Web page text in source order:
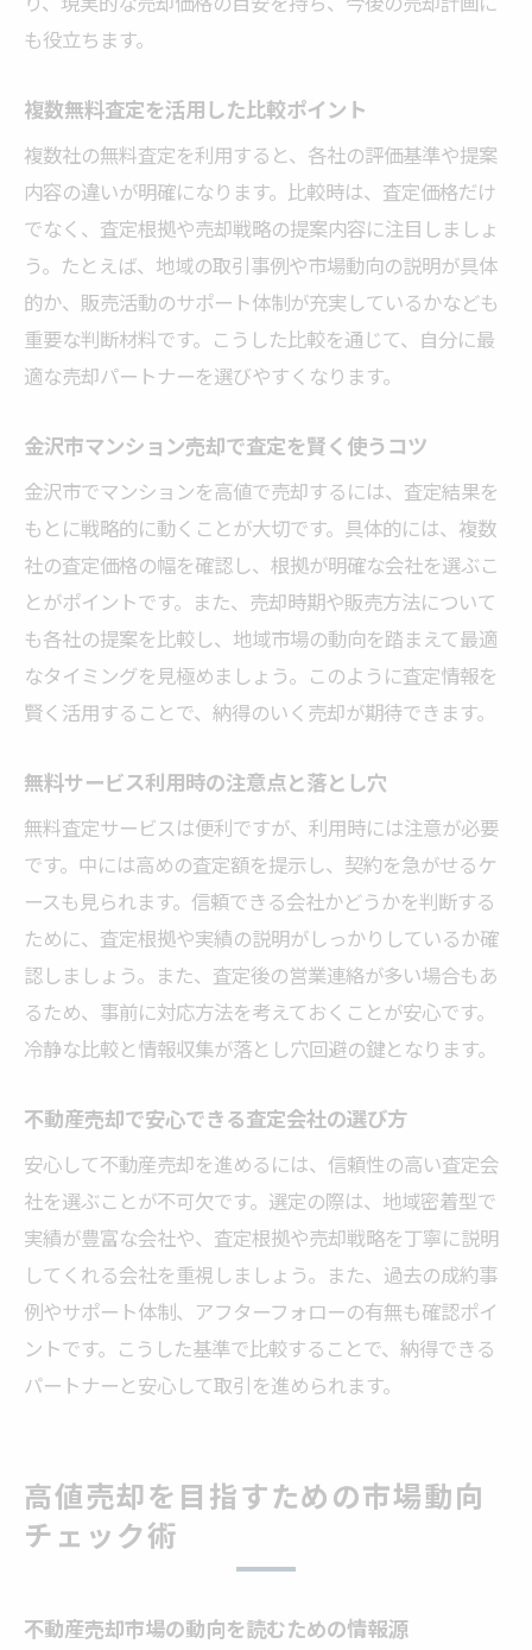
も役立ちます。
複数無料査定を活用した比較ポイント
複数社の無料査定を利用すると、各社の評価基準や提案
内容の違いが明確になります。比較時は、査定価格だけ
でなく、査定根拠や売却戦略の提案内容に注目しましょ
う。たとえば、地域の取引事例や市場動向の説明が具体
的か、販売活動のサポート体制が充実しているかなども
重要な判断材料です。こうした比較を通じて、自分に最
適な売却パートナーを選びやすくなります。
金沢市マンション売却で査定を賢く使うコツ
金沢市でマンションを高値で売却するには、査定結果を
もとに戦略的に動くことが大切です。具体的には、複数
社の査定価格の幅を確認し、根拠が明確な会社を選ぶこ
とがポイントです。また、売却時期や販売方法について
も各社の提案を比較し、地域市場の動向を踏まえて最適
なタイミングを見極めましょう。このように査定情報を
賢く活用することで、納得のいく売却が期待できます。
無料サービス利用時の注意点と落とし穴
無料査定サービスは便利ですが、利用時には注意が必要
です。中には高めの査定額を提示し、契約を急がせるケ
ースも見られます。信頼できる会社かどうかを判断する
ために、査定根拠や実績の説明がしっかりしているか確
認しましょう。また、査定後の営業連絡が多い場合もあ
るため、事前に対応方法を考えておくことが安心です。
冷静な比較と情報収集が落とし穴回避の鍵となります。
不動産売却で安心できる査定会社の選び方
安心して不動産売却を進めるには、信頼性の高い査定会
社を選ぶことが不可欠です。選定の際は、地域密着型で
実績が豊富な会社や、査定根拠や売却戦略を丁寧に説明
してくれる会社を重視しましょう。また、過去の成約事
例やサポート体制、アフターフォローの有無も確認ポイ
ントです。こうした基準で比較することで、納得できる
パートナーと安心して取引を進められます。
高値売却を目指すための市場動向
チェック術
不動産売却市場の動向を読むための情報源